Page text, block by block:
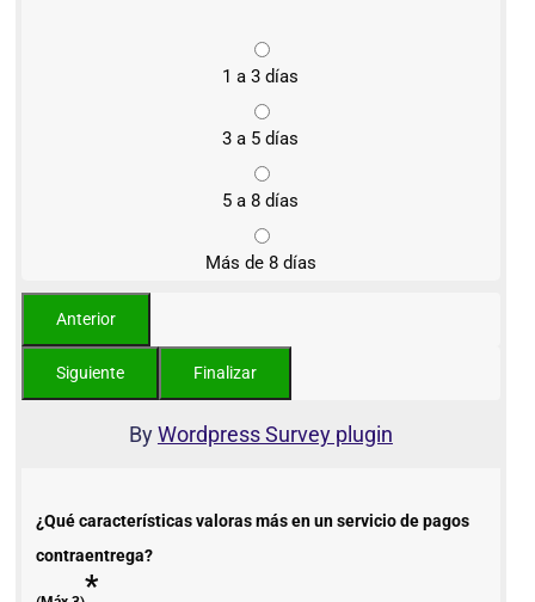
1 a 3 días
3 a 5 días
5 a 8 días
Más de 8 días
ByWordpress Survey plugin
¿Qué características valoras más en un servicio de pagos
contraentrega?
*